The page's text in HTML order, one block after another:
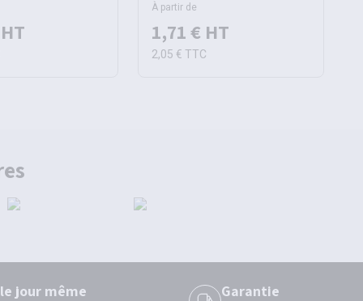
HT
À partir de
1,71 € HT
2,05 € TTC
jour même Garantie